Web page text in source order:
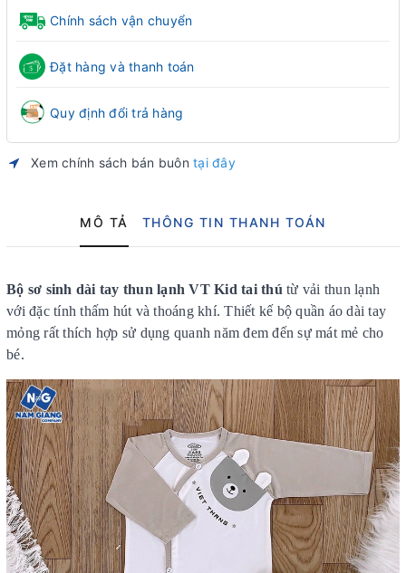
Chính sách vận chuyển
Đặt hàng và thanh toán
Quy định đổi trả hàng
Xem chính sách bán buôn tại đây
MÔ TẢ THÔNG TIN THANH TOÁN
Bộ sơ sinh dài tay thun lạnh VT Kid tai thútừ vải thun lạnh
với đặc tính thấm hút và thoáng khí. Thiết kế bộ quần áo dài tay
mỏng rất thích hợp sử dụng quanh năm đem đến sự mát mẻ cho
bé.